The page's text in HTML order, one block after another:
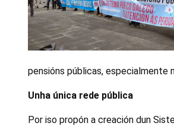
pensións públicas, especialmente
Unha única rede pública
Por iso propón a creación dun